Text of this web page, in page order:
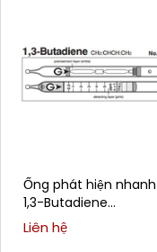
Ống phát hiện
1,3-Butadiene
CH2:CHCH:CH2 Gastec
No.174LL
Liên hệ